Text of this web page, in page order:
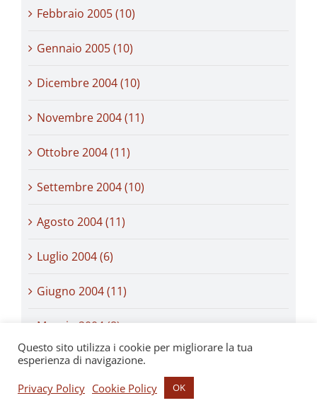
Febbraio 2005 (10)
Gennaio 2005 (10)
Dicembre 2004 (10)
Novembre 2004 (11)
Ottobre 2004 (11)
Settembre 2004 (10)
Agosto 2004 (11)
Luglio 2004 (6)
Giugno 2004 (11)
Maggio 2004 (8)
Aprile 2004 (10)
Marzo 2004 (10)
Questo sito utilizza i cookie per migliorare la tua
esperienza di navigazione.
Privacy Policy Cookie Policy OK